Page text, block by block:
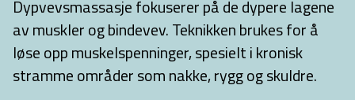
Dypvevsmassasje fokuserer på de dypere lagene
av muskler og bindevev. Teknikken brukes for å
løse opp muskelspenninger, spesielt i kronisk
stramme områder som nakke, rygg og skuldre.